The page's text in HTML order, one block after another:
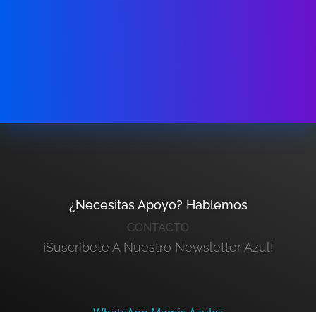
¿Necesitas Apoyo? Hablemos
CONTACTO
¡Suscríbete A Nuestro Newsletter Azul!